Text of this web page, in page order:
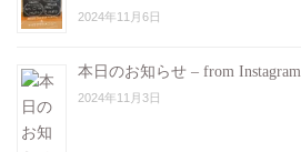
2024年11月6日
本日のお知らせ – from Instagram
2024年11月3日